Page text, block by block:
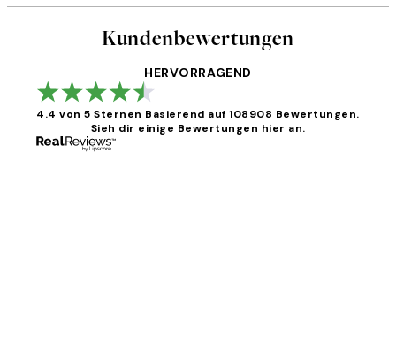
Kundenbewertungen
HERVORRAGEND
4.4 von 5 Sternen Basierend auf 108908 Bewertungen.
Sieh dir einige Bewertungen hier an.